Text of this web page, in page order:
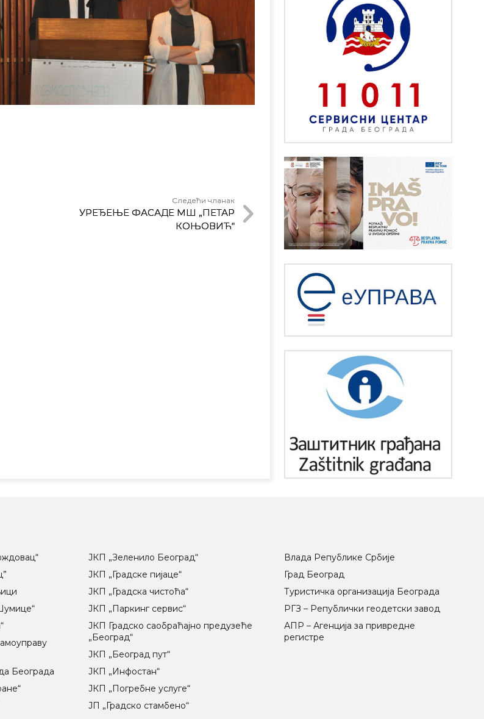
Следећи чланак
УРЕЂЕЊЕ ФАСАДЕ МШ „ПЕТАР
КОЊОВИЋ“
Београда
ЈКП „Зеленило Београд“
ЈКП „Градске пијаце“
ЈКП „Градска чистоћа“
ЈКП „Паркинг сервис“
ЈКП Градско саобраћајно предузеће
„Београд“
ЈКП „Београд пут“
ЈКП „Инфостан“
ЈКП „Погребне услуге“
ЈП „Градско стамбено“
Влада Републике Србије
Град Београд
Туристичка организација Београда
РГЗ – Републички геодетски завод
АПР – Агенција за привредне
регистре